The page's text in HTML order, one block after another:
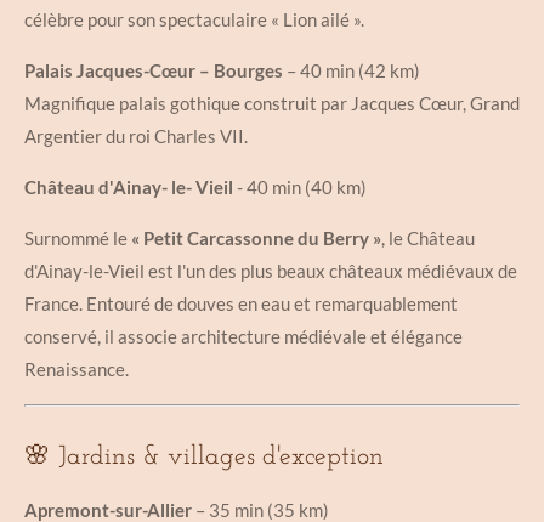
célèbre pour son spectaculaire « Lion ailé ».
Palais Jacques-Cœur – Bourges – 40 min (42 km)
Magnifique palais gothique construit par Jacques Cœur, Grand
Argentier du roi Charles VII.
Château d'Ainay- le- Vieil - 40 min (40 km)
Surnommé le « Petit Carcassonne du Berry », le Château
d'Ainay-le-Vieil est l'un des plus beaux châteaux médiévaux de
France. Entouré de douves en eau et remarquablement
conservé, il associe architecture médiévale et élégance
Renaissance.
🌸 Jardins & villages d'exception
Apremont-sur-Allier – 35 min (35 km)